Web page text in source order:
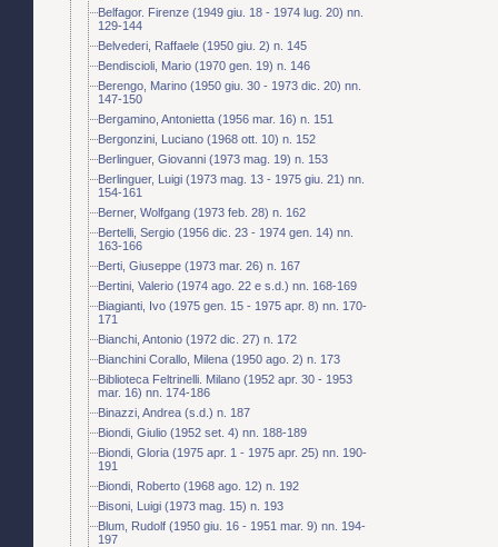
Belfagor. Firenze (1949 giu. 18 - 1974 lug. 20) nn.
129-144
Belvederi, Raffaele (1950 giu. 2) n. 145
Bendiscioli, Mario (1970 gen. 19) n. 146
Berengo, Marino (1950 giu. 30 - 1973 dic. 20) nn.
147-150
Bergamino, Antonietta (1956 mar. 16) n. 151
Bergonzini, Luciano (1968 ott. 10) n. 152
Berlinguer, Giovanni (1973 mag. 19) n. 153
Berlinguer, Luigi (1973 mag. 13 - 1975 giu. 21) nn.
154-161
Berner, Wolfgang (1973 feb. 28) n. 162
Bertelli, Sergio (1956 dic. 23 - 1974 gen. 14) nn.
163-166
Berti, Giuseppe (1973 mar. 26) n. 167
Bertini, Valerio (1974 ago. 22 e s.d.) nn. 168-169
Biagianti, Ivo (1975 gen. 15 - 1975 apr. 8) nn. 170-
171
Bianchi, Antonio (1972 dic. 27) n. 172
Bianchini Corallo, Milena (1950 ago. 2) n. 173
Biblioteca Feltrinelli. Milano (1952 apr. 30 - 1953
mar. 16) nn. 174-186
Binazzi, Andrea (s.d.) n. 187
Biondi, Giulio (1952 set. 4) nn. 188-189
Biondi, Gloria (1975 apr. 1 - 1975 apr. 25) nn. 190-
191
Biondi, Roberto (1968 ago. 12) n. 192
Bisoni, Luigi (1973 mag. 15) n. 193
Blum, Rudolf (1950 giu. 16 - 1951 mar. 9) nn. 194-
197